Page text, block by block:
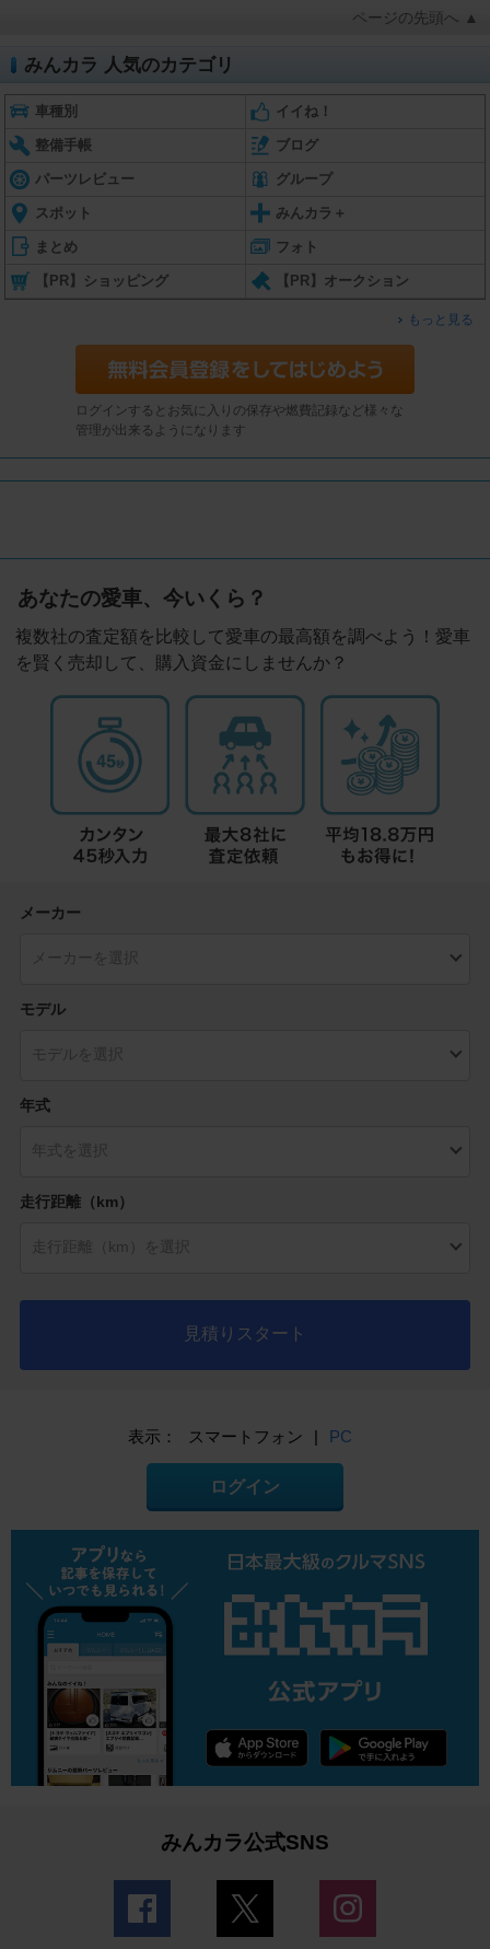
ページの先頭へ ▲
みんカラ 人気のカテゴリ
車種別 イイね！
整備手帳 ブログ
パーツレビュー グループ
スポット みんカラ＋
まとめ フォト
【PR】ショッピング 【PR】オークション
もっと見る
ログインするとお気に入りの保存や燃費記録など様々な
管理が出来るようになります
あなたの愛車、今いくら？
複数社の査定額を比較して愛車の最高額を調べよう！愛車
を賢く売却して、購入資金にしませんか？
メーカー
モデル
年式
走行距離（km）
見積りスタート
表示： スマートフォン | PC
ログイン
みんカラ公式SNS